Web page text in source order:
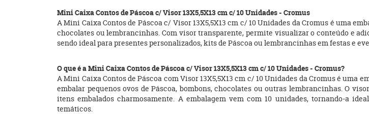
Mini Caixa Contos de Páscoa c/ Visor 13X5,5X13 cm c/ 10 Unidades - Cromus
A Mini Caixa Contos de Páscoa c/ Visor 13X5,5X13 cm c/ 10 Unidades da Cromus é uma
chocolates ou lembrancinhas. Com visor transparente, permite visualizar o conteúdo e
sendo ideal para presentes personalizados, kits de Páscoa ou lembrancinhas em festas e
O que é a Mini Caixa Contos de Páscoa c/ Visor 13X5,5X13 cm c/ 10 Unidades - Cromus?
A Mini Caixa Contos de Páscoa com Visor 13X5,5X13 cm c/ 10 Unidades da Cromus é uma
embalar pequenos ovos de Páscoa, bombons, chocolates ou outras lembrancinhas. O
itens embalados charmosamente. A embalagem vem com 10 unidades, tornando-a
temáticos.